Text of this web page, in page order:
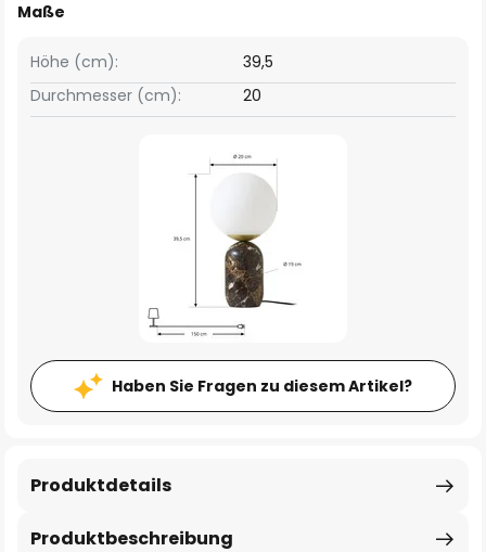
Maße
Höhe (cm):
39,5
Durchmesser (cm):
20
Haben Sie Fragen zu diesem Artikel?
Produktbeschreibung
Produktdetails